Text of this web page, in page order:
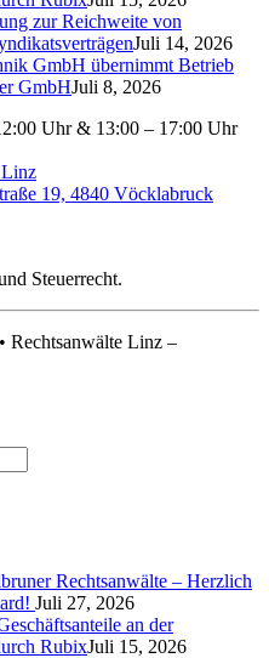
zur Reichweite von
Juli 14, 2026
GmbH übernimmt Betrieb
GmbHJuli 8, 2026
Uhr & 13:00 – 17:00 Uhr
Linz
19, 4840 Vöcklabruck
Steuerrecht.
Rechtsanwälte Linz –
Rechtsanwälte – Herzlich
Juli 27, 2026
an der
RubixJuli 15, 2026